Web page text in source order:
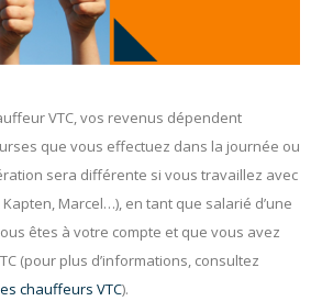
VTC, vos revenus dépendent
que vous effectuez dans la journée ou
sera différente si vous travaillez avec
Marcel…), en tant que salarié d’une
êtes à votre compte et que vous avez
(pour plus d’informations, consultez
chauffeurs VTC).